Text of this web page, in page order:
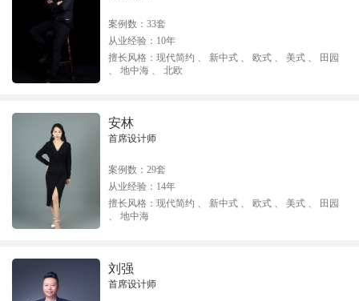
案例数： 33套
从业经验： 10年
擅长风格： 现代简约 、 新中式 、 欧式 、 美式 、 田园
、 地中海 、 北欧
安林
首席设计师
案例数： 29套
从业经验： 14年
擅长风格： 现代简约 、 新中式 、 欧式 、 美式 、 田园
、 地中海
刘强
首席设计师